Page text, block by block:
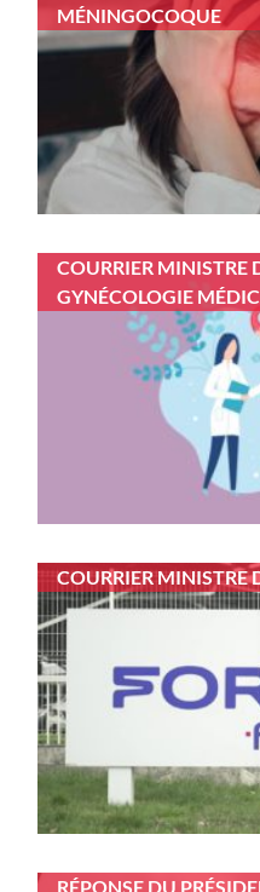
MÉNINGOCOQUE
COURRIER MINISTRE
GYNÉCOLOGIE
COURRIER MINISTRE
RÉPONSE DU